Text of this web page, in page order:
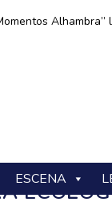
ESCENA